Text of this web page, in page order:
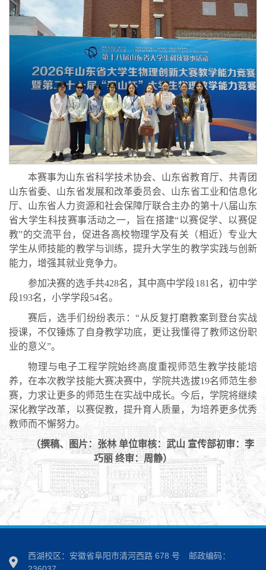
本赛事为山东省科学技术协会、山东省教育厅、共青团
山东省委、山东省发展和改革委员会、山东省工业和信息化
厅、山东省人力资源和社会保障厅联合主办的第十八届山东
省大学生科技赛事活动之一，旨在搭建“以赛促学、以赛促
教”的交流平台，促进各高校物理学及有关（相近）专业大
学生从师技能的教学与训练，提升大学生的教学实践与创新
能力，增强其就业竞争力。
参加决赛的选手共428名，其中高中学段181名，初中学
段193名，小学学段54名。
赛后，选手们纷纷表示：“从反复打磨教案到登台实战
授课，不仅锤炼了自身教学功底，更让我懂得了教师这份职
业的意义”。
物理与电子工程学院始终高度重视师范生教学技能培
养，在本次教学技能大赛决赛中，学院共选拔19名师范生参
赛，力求让更多的师范生在实战中成长。今后，学院将继续
深化教学改革，以赛促教，提升育人质量，为培养更多优秀
教师而不懈努力。
（撰稿、图片：张林 单位审核：武山 宣传部初审：李
巧丽 终审：周静）
西湖校区：安徽省阜阳市清河西路 678 号
邮政编码：